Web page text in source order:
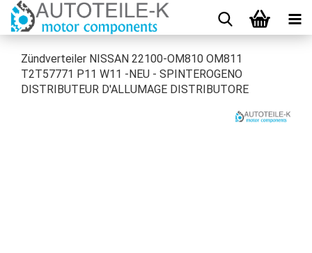
Zündverteiler NISSAN 22100-OM810 OM811
T2T57771 P11 W11 -NEU - SPINTEROGENO
DISTRIBUTEUR D'ALLUMAGE DISTRIBUTORE